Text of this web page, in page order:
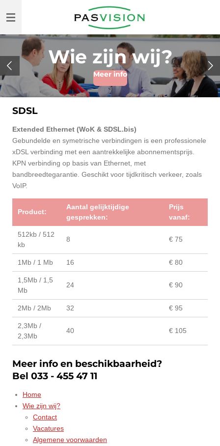
direct
hoofdinhoud Wie zijn wij?
Meer info
SDSL
Extended Ethernet (WoK & SDSL.bis)
Gebundelde en symetrische verbindingen is een professionele
xDSL verbinding met een aantrekkelijke abonnementsprijs.
KPN verbinding op basis van Ethernet, met
bandbreedtegarantie. Geschikt voor tijdkritisch verkeer, zoals
VoIP.
Product:
Aantal gelijktijdige
gesprekken:
Prijs
vanaf:
512kb / 512
kb
8 € 75
1Mb / 1 Mb 16 € 80
1,5Mb / 1,5
Mb
24 € 90
2Mb / 2Mb 32 € 95
2,3Mb /
2,3Mb
40 € 105
Meer info en beschikbaarheid?
Bel 033 - 455 47 11
Home
Wie zijn wij?
Contact
Vacatures
Algemene voorwaarden